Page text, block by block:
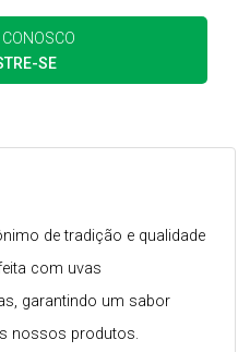
SE
de tradição e qualidade
com uvas
garantindo um sabor
nossos produtos.